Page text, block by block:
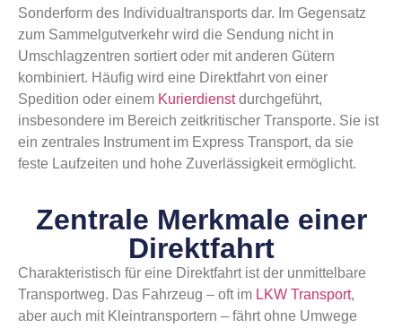
Sonderform des Individualtransports dar. Im Gegensatz
zum Sammelgutverkehr wird die Sendung nicht in
Umschlagzentren sortiert oder mit anderen Gütern
kombiniert. Häufig wird eine Direktfahrt von einer
Spedition oder einem Kurierdienstdurchgeführt,
insbesondere im Bereich zeitkritischer Transporte. Sie ist
ein zentrales Instrument im Express Transport, da sie
feste Laufzeiten und hohe Zuverlässigkeit ermöglicht.
Zentrale Merkmale einer
Direktfahrt
Charakteristisch für eine Direktfahrt ist der unmittelbare
Transportweg. Das Fahrzeug – oft im LKW Transport,
aber auch mit Kleintransportern – fährt ohne Umwege